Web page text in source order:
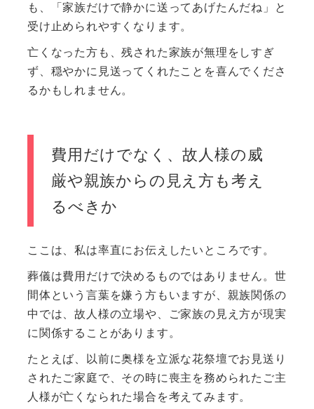
も、「家族だけで静かに送ってあげたんだね」と
受け止められやすくなります。
亡くなった方も、残された家族が無理をしすぎ
ず、穏やかに見送ってくれたことを喜んでくださ
るかもしれません。
費用だけでなく、故人様の威
厳や親族からの見え方も考え
るべきか
ここは、私は率直にお伝えしたいところです。
葬儀は費用だけで決めるものではありません。世
間体という言葉を嫌う方もいますが、親族関係の
中では、故人様の立場や、ご家族の見え方が現実
に関係することがあります。
たとえば、以前に奥様を立派な花祭壇でお見送り
されたご家庭で、その時に喪主を務められたご主
人様が亡くなられた場合を考えてみます。